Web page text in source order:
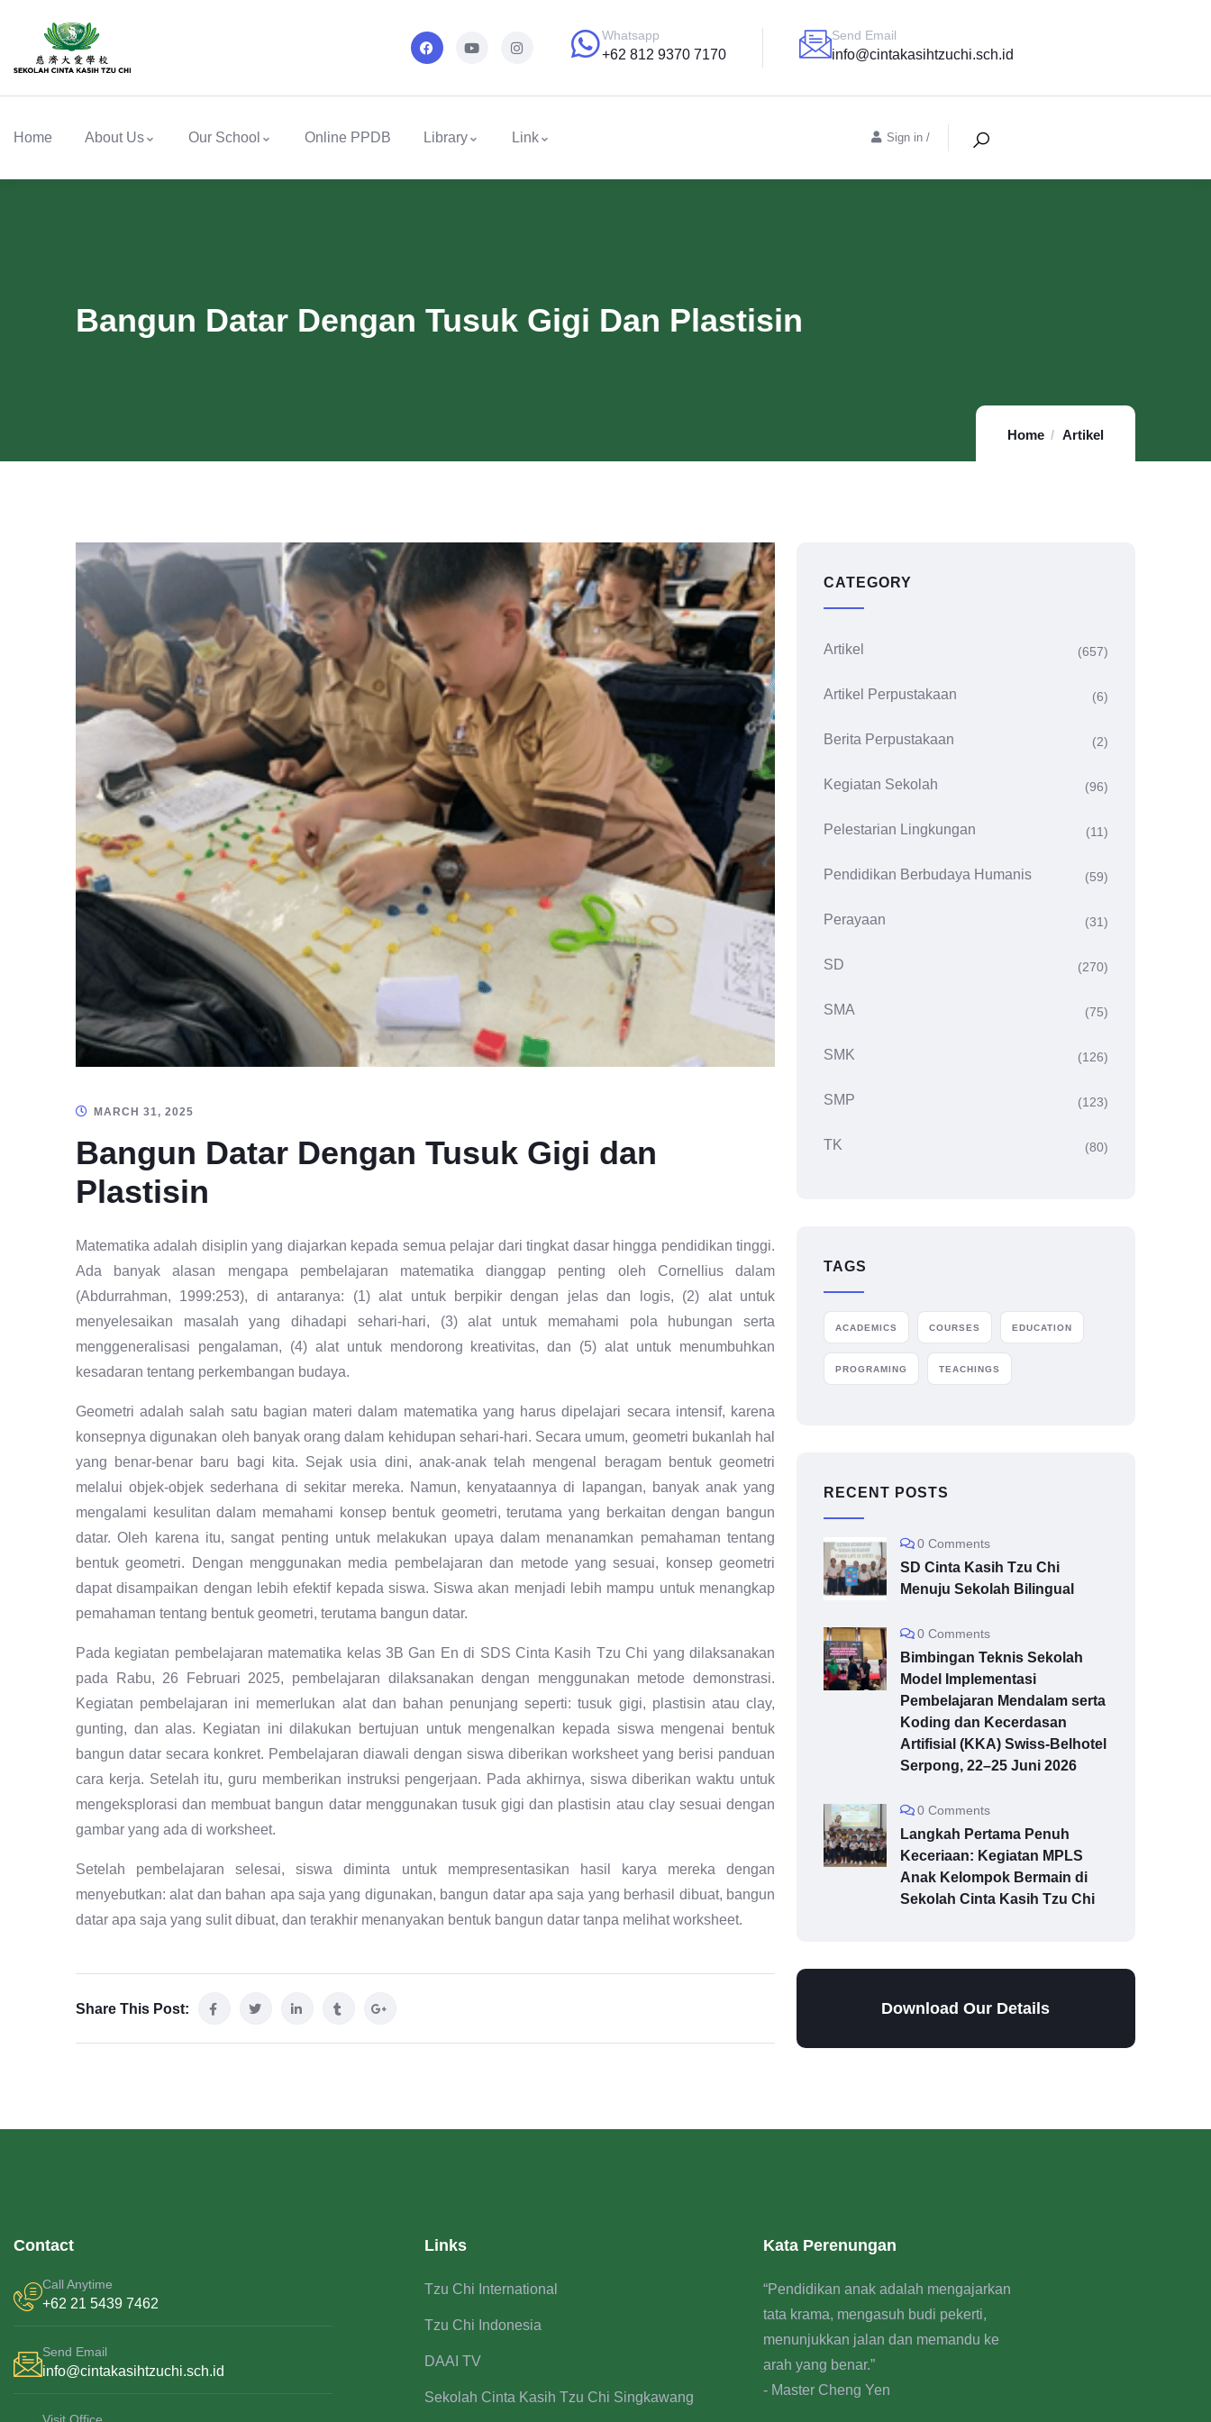
Whatsapp
+62 812 9370 7170
Send Email
info@cintakasihtzuchi.sch.id
Home About Us Our School Online PPDB Library Link Sign in /
Bangun Datar Dengan Tusuk Gigi Dan Plastisin
Home Artikel
MARCH 31, 2025
Bangun Datar Dengan Tusuk Gigi dan
Plastisin
Matematika adalah disiplin yang diajarkan kepada semua pelajar dari tingkat dasar hingga pendidikan tinggi.
Ada banyak alasan mengapa pembelajaran matematika dianggap penting oleh Cornellius dalam
(Abdurrahman, 1999:253), di antaranya: (1) alat untuk berpikir dengan jelas dan logis, (2) alat untuk
menyelesaikan masalah yang dihadapi sehari-hari, (3) alat untuk memahami pola hubungan serta
menggeneralisasi pengalaman, (4) alat untuk mendorong kreativitas, dan (5) alat untuk menumbuhkan
kesadaran tentang perkembangan budaya.
Geometri adalah salah satu bagian materi dalam matematika yang harus dipelajari secara intensif, karena
konsepnya digunakan oleh banyak orang dalam kehidupan sehari-hari. Secara umum, geometri bukanlah hal
yang benar-benar baru bagi kita. Sejak usia dini, anak-anak telah mengenal beragam bentuk geometri
melalui objek-objek sederhana di sekitar mereka. Namun, kenyataannya di lapangan, banyak anak yang
mengalami kesulitan dalam memahami konsep bentuk geometri, terutama yang berkaitan dengan bangun
datar. Oleh karena itu, sangat penting untuk melakukan upaya dalam menanamkan pemahaman tentang
bentuk geometri. Dengan menggunakan media pembelajaran dan metode yang sesuai, konsep geometri
dapat disampaikan dengan lebih efektif kepada siswa. Siswa akan menjadi lebih mampu untuk menangkap
pemahaman tentang bentuk geometri, terutama bangun datar.
Pada kegiatan pembelajaran matematika kelas 3B Gan En di SDS Cinta Kasih Tzu Chi yang dilaksanakan
pada Rabu, 26 Februari 2025, pembelajaran dilaksanakan dengan menggunakan metode demonstrasi.
Kegiatan pembelajaran ini memerlukan alat dan bahan penunjang seperti: tusuk gigi, plastisin atau clay,
gunting, dan alas. Kegiatan ini dilakukan bertujuan untuk mengenalkan kepada siswa mengenai bentuk
bangun datar secara konkret. Pembelajaran diawali dengan siswa diberikan worksheet yang berisi panduan
cara kerja. Setelah itu, guru memberikan instruksi pengerjaan. Pada akhirnya, siswa diberikan waktu untuk
mengeksplorasi dan membuat bangun datar menggunakan tusuk gigi dan plastisin atau clay sesuai dengan
gambar yang ada di worksheet.
Setelah pembelajaran selesai, siswa diminta untuk mempresentasikan hasil karya mereka dengan
menyebutkan: alat dan bahan apa saja yang digunakan, bangun datar apa saja yang berhasil dibuat, bangun
datar apa saja yang sulit dibuat, dan terakhir menanyakan bentuk bangun datar tanpa melihat worksheet.
Share This Post:
CATEGORY
Artikel (657)
Artikel Perpustakaan (6)
Berita Perpustakaan (2)
Kegiatan Sekolah (96)
Pelestarian Lingkungan (11)
Pendidikan Berbudaya Humanis (59)
Perayaan (31)
SD (270)
SMA (75)
SMK (126)
SMP (123)
TK (80)
TAGS
ACADEMICS COURSES EDUCATION
PROGRAMING TEACHINGS
RECENT POSTS
0 Comments
SD Cinta Kasih Tzu Chi
Menuju Sekolah Bilingual
0 Comments
Bimbingan Teknis Sekolah
Model Implementasi
Pembelajaran Mendalam serta
Koding dan Kecerdasan
Artifisial (KKA) Swiss-Belhotel
Serpong, 22–25 Juni 2026
0 Comments
Langkah Pertama Penuh
Keceriaan: Kegiatan MPLS
Anak Kelompok Bermain di
Sekolah Cinta Kasih Tzu Chi
Download Our Details
Contact
Call Anytime
+62 21 5439 7462
Send Email
info@cintakasihtzuchi.sch.id
Links
Tzu Chi International
Tzu Chi Indonesia
DAAI TV
Sekolah Cinta Kasih Tzu Chi Singkawang
Kata Perenungan
“Pendidikan anak adalah mengajarkan
tata krama, mengasuh budi pekerti,
menunjukkan jalan dan memandu ke
arah yang benar.”
- Master Cheng Yen